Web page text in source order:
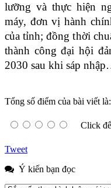
lưỡng và thực hiện
máy, đơn vị hành
của tỉnh; đồng thời
thành công đại hội
2030 sau khi sáp
Tổng số điểm của bài viết
Click
Tweet
Ý kiến bạn đọc